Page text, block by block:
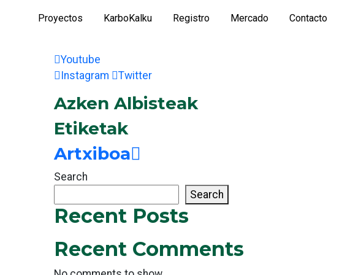
Proyectos KarboKalku Registro Mercado Contacto
Youtube
Instagram
Twitter
Azken Albisteak
Etiketak
Artxiboa
Search
Search
Recent Posts
Recent Comments